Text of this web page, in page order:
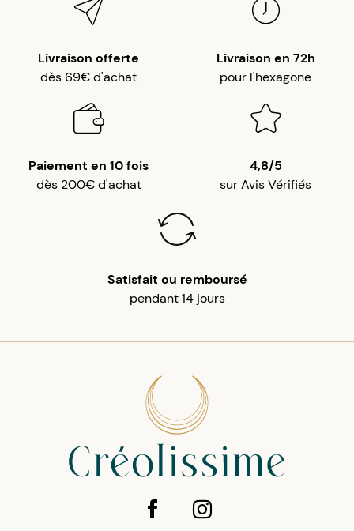
Livraison offerte
dès 69€ d'achat
Livraison en 72h
pour l'hexagone
Paiement en 10 fois
dès 200€ d'achat
4,8/5
sur Avis Vérifiés
Satisfait ou remboursé
pendant 14 jours